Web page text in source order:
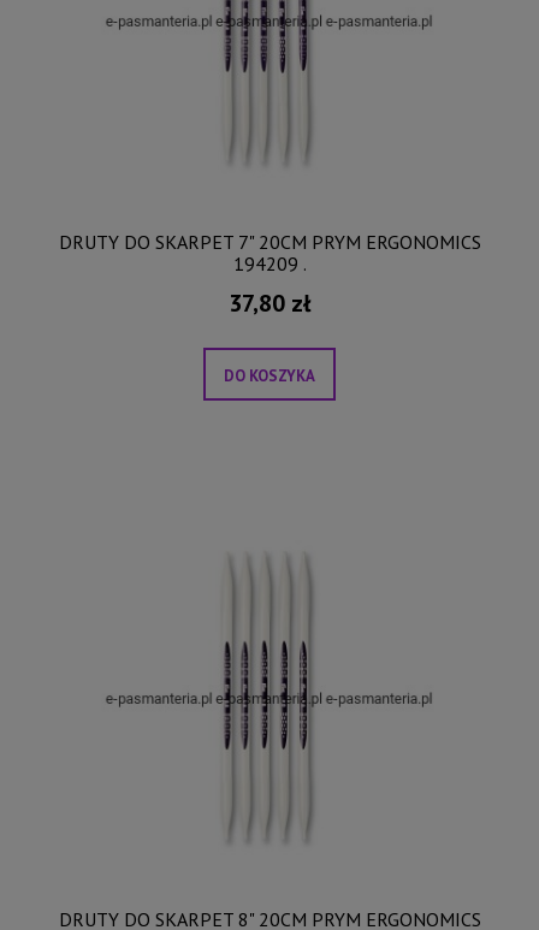
DRUTY DO SKARPET 7" 20CM PRYM ERGONOMICS
194209 .
37,80 zł
DO KOSZYKA
DRUTY DO SKARPET 8" 20CM PRYM ERGONOMICS